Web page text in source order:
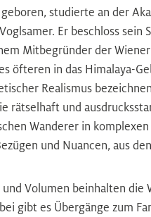
studierte an der
Er beschloss
Mitbegründer der
öfteren in das Himalaya-
Realismus
rätselhaft und
Wanderer in
und Nuancen, aus
Volumen beinhalten die
gibt es Übergänge zum